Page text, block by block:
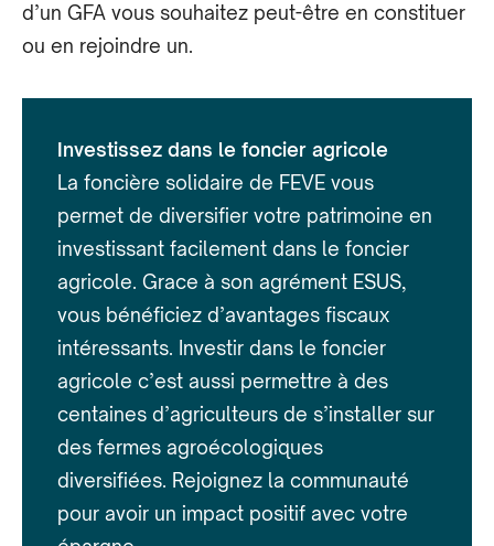
d’un GFA vous souhaitez peut-être en constituer
ou en rejoindre un.
Investissez dans le foncier agricole
La foncière solidaire de FEVE vous
permet de diversifier votre patrimoine en
investissant facilement dans le foncier
agricole. Grace à son agrément ESUS,
vous bénéficiez d’avantages fiscaux
intéressants. Investir dans le foncier
agricole c’est aussi permettre à des
centaines d’agriculteurs de s’installer sur
des fermes agroécologiques
diversifiées. Rejoignez la communauté
pour avoir un impact positif avec votre